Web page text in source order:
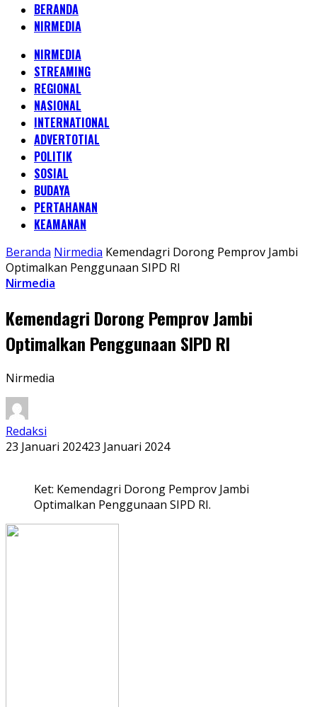
BERANDA
NIRMEDIA
NIRMEDIA
STREAMING
REGIONAL
NASIONAL
INTERNATIONAL
ADVERTOTIAL
POLITIK
SOSIAL
BUDAYA
PERTAHANAN
KEAMANAN
Beranda Nirmedia Kemendagri Dorong Pemprov Jambi
Optimalkan Penggunaan SIPD RI
Nirmedia
Kemendagri Dorong Pemprov Jambi
Optimalkan Penggunaan SIPD RI
Nirmedia
Redaksi
23 Januari 202423 Januari 2024
Ket: Kemendagri Dorong Pemprov Jambi
Optimalkan Penggunaan SIPD RI.